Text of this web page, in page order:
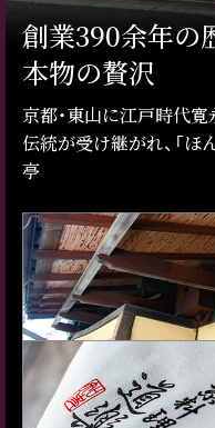
創業390余年の
本物の贅沢
京都・東山に江戸時代寛
伝統が受け継がれ、「
亭